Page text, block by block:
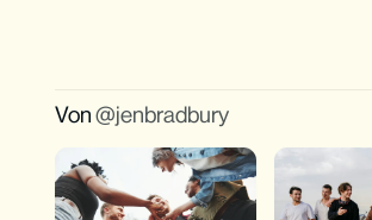
Von jenbradbury